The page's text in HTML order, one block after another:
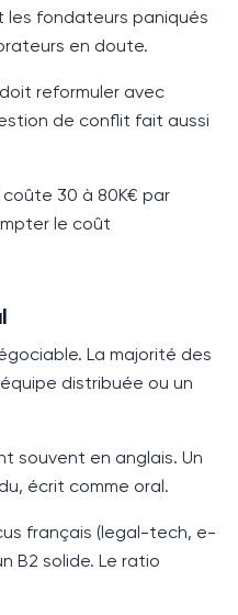
fondateurs paniqués
en doute.
reformuler avec
de conflit fait aussi
30 à 80K€ par
le coût
La majorité des
distribuée ou un
souvent en anglais. Un
écrit comme oral.
français (legal-tech, e-
B2 solide. Le ratio